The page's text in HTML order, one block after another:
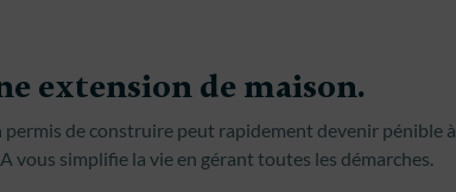
extension de maison.
de construire peut rapidement devenir pénible à
vous simplifie la vie en gérant toutes les démarches.